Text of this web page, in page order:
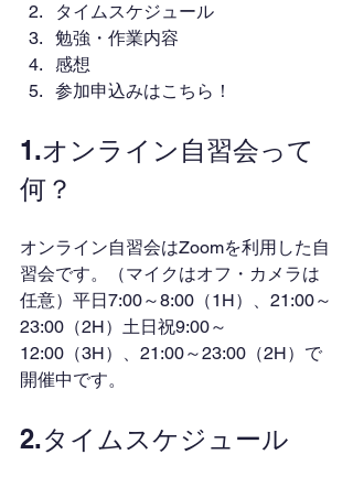
タイムスケジュール
勉強・作業内容
感想
参加申込みはこちら！
1.オンライン自習会って
何？
オンライン自習会はZoomを利用した自
習会です。（マイクはオフ・カメラは
任意）平日7:00～8:00（1H）、21:00～
23:00（2H）土日祝9:00～
12:00（3H）、21:00～23:00（2H）で
開催中です。
2.タイムスケジュール